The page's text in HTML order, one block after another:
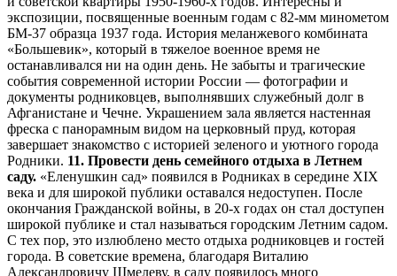
экспозиции, посвященные военным годам с 82-мм минометом
БМ-37 образца 1937 года. История меланжевого комбината
«Большевик», который в тяжелое военное время не
останавливался ни на один день. Не забыты и трагические
события современной истории России — фотографии и
документы родниковцев, выполнявших служебный долг в
Афганистане и Чечне. Украшением зала является настенная
фреска с панорамным видом на церковный пруд, которая
завершает знакомство с историей зеленого и уютного города
Родники. 11. Провести день семейного отдыха в Летнем
саду. «Еленушкин сад» появился в Родниках в середине XIX
века и для широкой публики оставался недоступен. После
окончания Гражданской войны, в 20-х годах он стал доступен
широкой публике и стал называться городским Летним садом.
С тех пор, это излюблено место отдыха родниковцев и гостей
города. В советские времена, благодаря Виталию
Александровичу Шмелеву, в саду появилось много